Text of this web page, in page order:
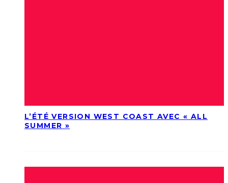
L’ÉTÉ VERSION WEST COAST AVEC « ALL
SUMMER »